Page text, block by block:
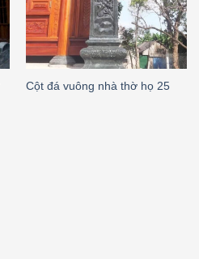
Cột đá vuông nhà thờ họ 25